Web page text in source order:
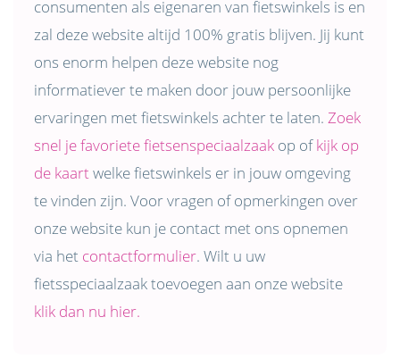
consumenten als eigenaren van fietswinkels is en
zal deze website altijd 100% gratis blijven. Jij kunt
ons enorm helpen deze website nog
informatiever te maken door jouw persoonlijke
ervaringen met fietswinkels achter te laten. Zoek
snel je favoriete fietsenspeciaalzaakop ofkijk op
de kaartwelke fietswinkels er in jouw omgeving
te vinden zijn. Voor vragen of opmerkingen over
onze website kun je contact met ons opnemen
via het contactformulier. Wilt u uw
fietsspeciaalzaak toevoegen aan onze website
klik dan nu hier.